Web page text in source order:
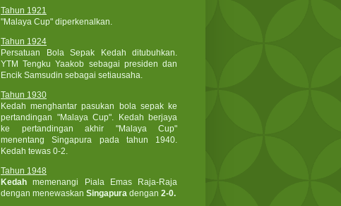
Tahun 1921
"Malaya Cup" diperkenalkan.
Tahun 1924
Persatuan Bola Sepak Kedah ditubuhkan.
YTM Tengku Yaakob sebagai presiden dan
Encik Samsudin sebagai setiausaha.
Tahun 1930
Kedah menghantar pasukan bola sepak ke
pertandingan "Malaya Cup". Kedah berjaya
ke pertandingan akhir "Malaya Cup"
menentang Singapura pada tahun 1940.
Kedah tewas 0-2.
Tahun 1948
Kedah memenangi Piala Emas Raja-Raja
dengan menewaskan Singapura dengan 2-0.